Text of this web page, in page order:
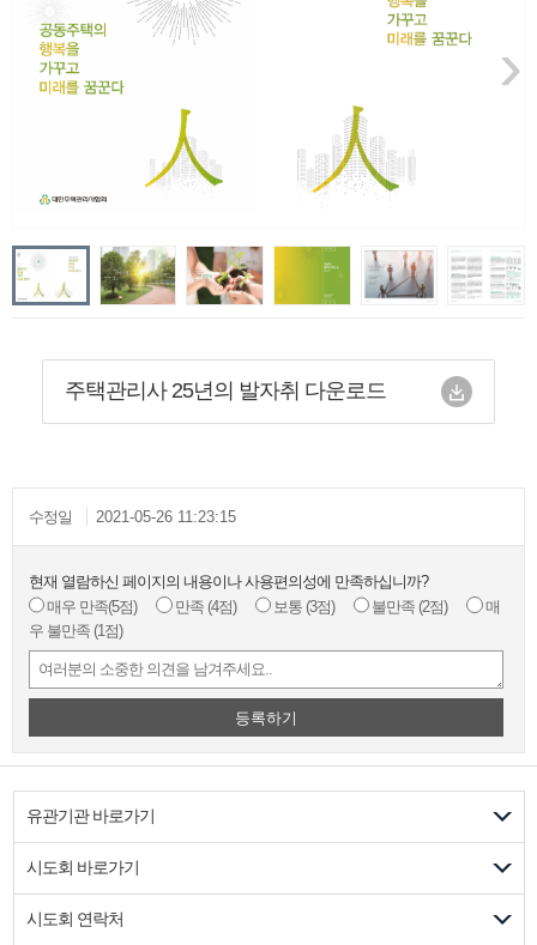
›
주택관리사 25년의 발자취 다운로드
수정일 2021-05-26 11:23:15
현재 열람하신 페이지의 내용이나 사용편의성에 만족하십니까?
매우 만족(5점) 만족 (4점) 보통 (3점) 불만족 (2점)
매
우 불만족 (1점)
등록하기
유관기관 바로가기
시도회 바로가기
시도회 연락처